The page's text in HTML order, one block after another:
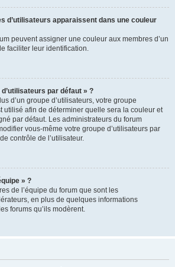
d’utilisateurs apparaissent dans une couleur
peuvent assigner une couleur aux membres d’un
faciliter leur identification.
d’utilisateurs par défaut » ?
d’un groupe d’utilisateurs, votre groupe
utilisé afin de déterminer quelle sera la couleur et
par défaut. Les administrateurs du forum
vous-même votre groupe d’utilisateurs par
contrôle de l’utilisateur.
» ?
de l’équipe du forum que sont les
en plus de quelques informations
forums qu’ils modèrent.